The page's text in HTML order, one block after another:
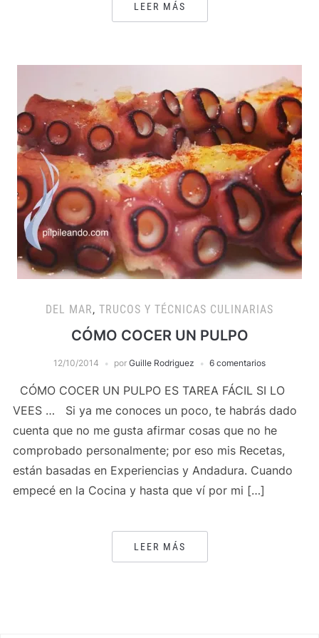
LEER MÁS
DEL MAR, TRUCOS Y TÉCNICAS CULINARIAS
CÓMO COCER UN PULPO
12/10/2014 por Guille Rodriguez 6 comentarios
CÓMO COCER UN PULPO ES TAREA FÁCIL SI LO
VEES … Si ya me conoces un poco, te habrás dado
cuenta que no me gusta afirmar cosas que no he
comprobado personalmente; por eso mis Recetas,
están basadas en Experiencias y Andadura. Cuando
empecé en la Cocina y hasta que ví por mi […]
LEER MÁS